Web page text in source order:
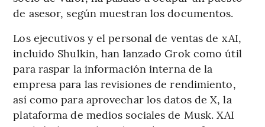
de asesor, según muestran los documentos.
Los ejecutivos y el personal de ventas de xAI,
incluido Shulkin, han lanzado Grok como útil
para raspar la información interna de la
empresa para las revisiones de rendimiento,
así como para aprovechar los datos de X, la
plataforma de medios sociales de Musk. XAI